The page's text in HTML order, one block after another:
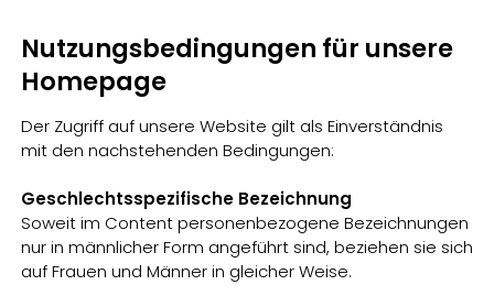
Nutzungsbedingungen für unsere
Homepage
Der Zugriff auf unsere Website gilt als Einverständnis
mit den nachstehenden Bedingungen:
Geschlechtsspezifische Bezeichnung
Soweit im Content personenbezogene Bezeichnungen
nur in männlicher Form angeführt sind, beziehen sie sich
auf Frauen und Männer in gleicher Weise.